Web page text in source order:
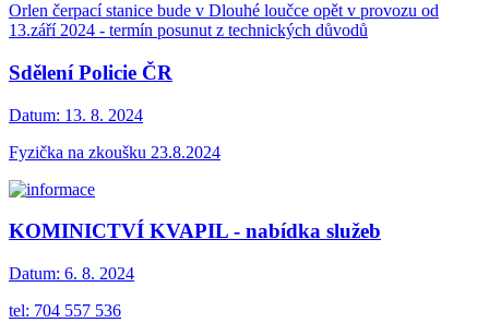
Orlen čerpací stanice bude v Dlouhé loučce opět v provozu od
13.září 2024 - termín posunut z technických důvodů
Sdělení Policie ČR
Datum: 13. 8. 2024
Fyzička na zkoušku 23.8.2024
KOMINICTVÍ KVAPIL - nabídka služeb
Datum: 6. 8. 2024
tel: 704 557 536